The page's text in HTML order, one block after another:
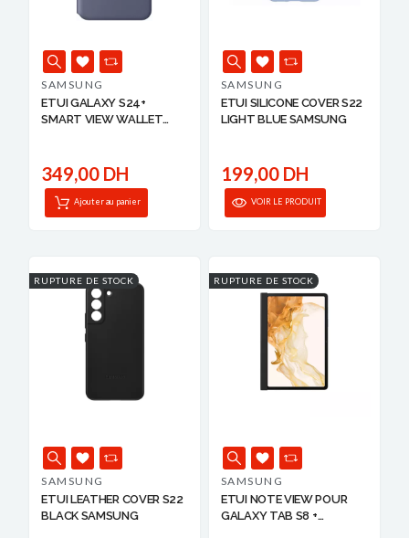
SAMSUNG
ETUI GALAXY S24+
SMART VIEW WALLET
349,00 DH
Ajouter au panier
SAMSUNG
ETUI SILICONE COVER S22
LIGHT BLUE SAMSUNG
199,00 DH
VOIR LE PRODUIT
RUPTURE DE STOCK
SAMSUNG
ETUI LEATHER COVER S22
BLACK SAMSUNG
RUPTURE DE STOCK
SAMSUNG
ETUI NOTE VIEW POUR
GALAXY TAB S8 +